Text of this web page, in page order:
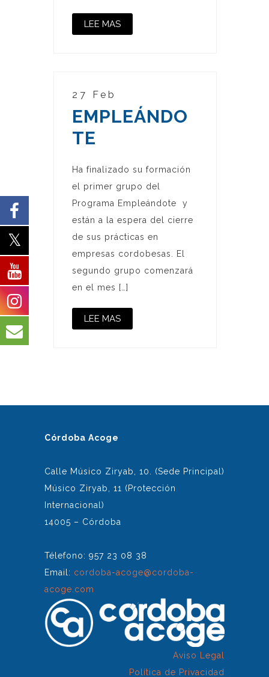
LEE MAS
27 Feb
EMPLEÁNDO
TE
Ha finalizado su formación
el primer grupo del
Programa Empleándote y
están a la espera del cierre
de sus prácticas en
empresas cordobesas. El
segundo grupo comenzará
en el mes […]
LEE MAS
Córdoba Acoge
Calle Músico Ziryab, 10. (Sede Principal)
Músico Ziryab, 11 (Protección
Internacional)
14005 – Córdoba
Télefono: 957 23 08 38
Email: cordoba-acoge@cordoba-
acoge.com
Aviso Legal
Política de Privacidad